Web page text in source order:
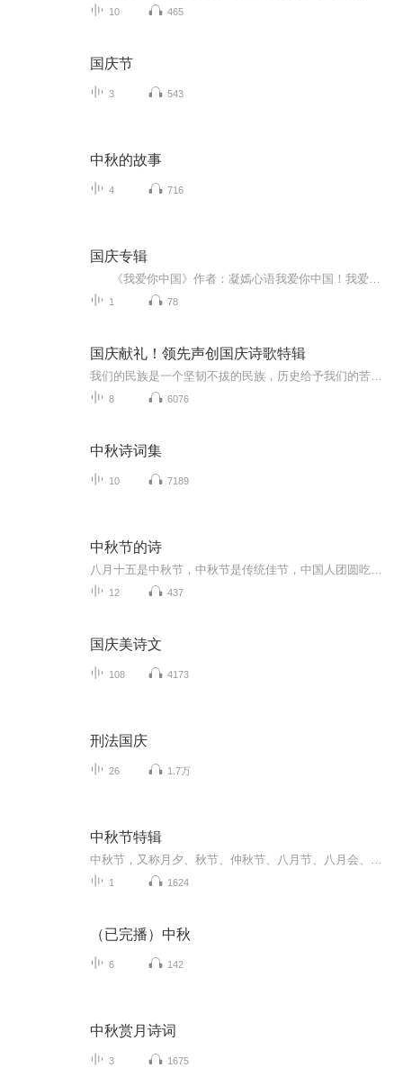
10 465
国庆节
3 543
中秋的故事
4 716
国庆专辑
1 78
国庆献礼！领先声创国庆诗歌特辑
8 6076
中秋诗词集
10 7189
中秋节的诗
12 437
国庆美诗文
108 4173
刑法国庆
26 1.7万
中秋节特辑
1 1624
（已完播）中秋
6 142
中秋赏月诗词
3 1675